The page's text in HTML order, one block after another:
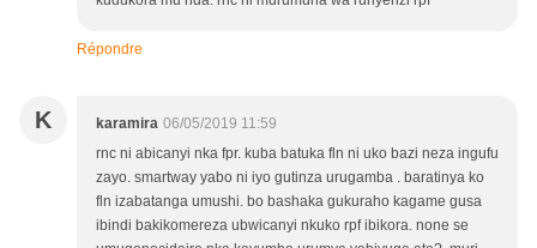
Répondre
K karamira 06/05/2019 11:59
rnc ni abicanyi nka fpr. kuba batuka fln ni uko bazi neza ingufu
zayo. smartway yabo ni iyo gutinza urugamba . baratinya ko
fln izabatanga umushi. bo bashaka gukuraho kagame gusa
ibindi bakikomereza ubwicanyi nkuko rpf ibikora. none se